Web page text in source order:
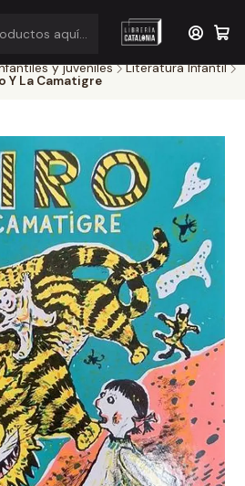
a $1.000 en RM por compras sobre
y juveniles
Literatura Infantil
Y La Camatigre